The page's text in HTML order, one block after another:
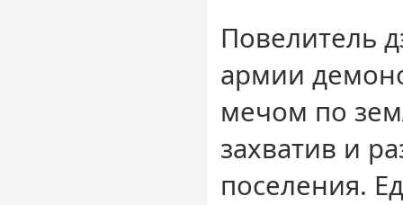
Повелитель
армии
мечом по
захватив и
поселения.